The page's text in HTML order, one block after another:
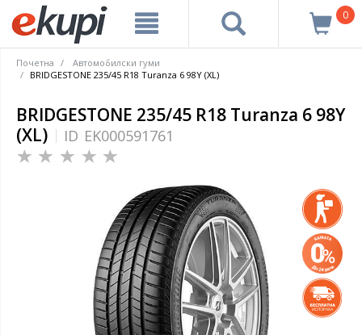
0
Почетна
Автомобилски гуми
BRIDGESTONE 235/45 R18 Turanza 6 98Y (XL)
BRIDGESTONE 235/45 R18 Turanza 6 98Y
(XL)
ID EK000591761